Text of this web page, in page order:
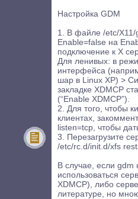
Настройка GDM
1. В файле /etc/X11/
Enable=false на
подключение к X
Для ленивых: в
интерфейса
шар в Linux XP) >
закладке XDMCP
(“Enable XDMCP”).
2. Для того, чтобы
клиентах,
listen=tcp, чтобы
3. Перезагрузите
/etc/rc.d/init.d/xfs
В случае, если
использоваться
XDMCP), либо
литературе, но